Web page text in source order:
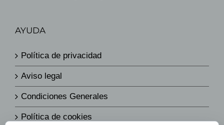
AYUDA
Política de privacidad
Aviso legal
Condiciones Generales
Política de cookies